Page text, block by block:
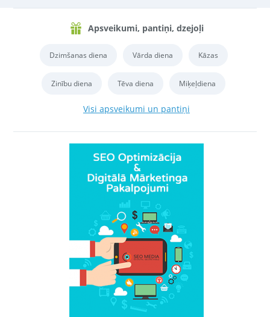
Apsveikumi, pantiņi, dzejoļi
Dzimšanas diena Vārda diena Kāzas
Zinību diena Tēva diena Miķeļdiena
Visi apsveikumi un pantiņi